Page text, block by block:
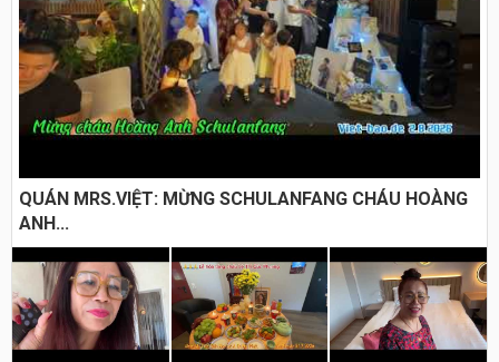
QUÁN MRS.VIỆT: MỪNG SCHULANFANG CHÁU HOÀNG
ANH...